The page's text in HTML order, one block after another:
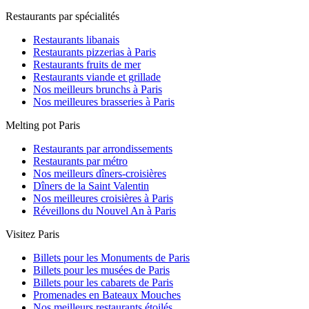
Restaurants par spécialités
Restaurants libanais
Restaurants pizzerias à Paris
Restaurants fruits de mer
Restaurants viande et grillade
Nos meilleurs brunchs à Paris
Nos meilleures brasseries à Paris
Melting pot Paris
Restaurants par arrondissements
Restaurants par métro
Nos meilleurs dîners-croisières
Dîners de la Saint Valentin
Nos meilleures croisières à Paris
Réveillons du Nouvel An à Paris
Visitez Paris
Billets pour les Monuments de Paris
Billets pour les musées de Paris
Billets pour les cabarets de Paris
Promenades en Bateaux Mouches